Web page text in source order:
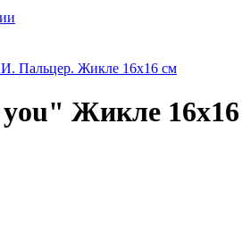
Пальцер. Жикле 16х16 см
Жикле